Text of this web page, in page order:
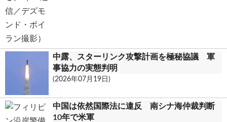
中露、スターリンク攻撃計画を極秘協議 軍
事協力の実態判明
(2026年07月19日)
中国は依然国際法に違反 南シナ海仲裁判断
10年で米軍